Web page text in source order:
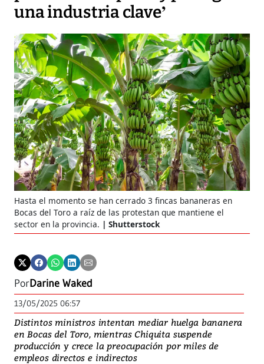
una industria clave’
Hasta el momento se han cerrado 3 fincas bananeras en
Bocas del Toro a raíz de las protestan que mantiene el
sector en la provincia.
Shutterstock
PorDarine Waked
13/05/2025 06:57
Distintos ministros intentan mediar huelga bananera
en Bocas del Toro, mientras Chiquita suspende
producción y crece la preocupación por miles de
empleos directos e indirectos